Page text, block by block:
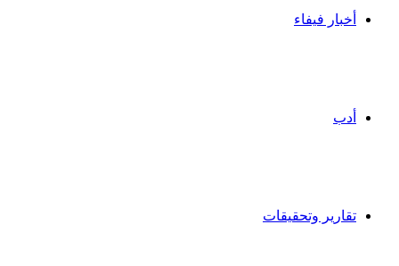
أخبار فيفاء
أدب
تقارير وتحقيقات